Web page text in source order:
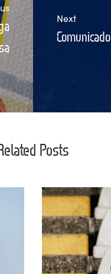
Next
Comunicado
Posts